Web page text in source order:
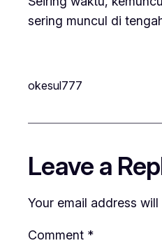
sering muncul di
okesul777
Leave a
Your email address
Comment *